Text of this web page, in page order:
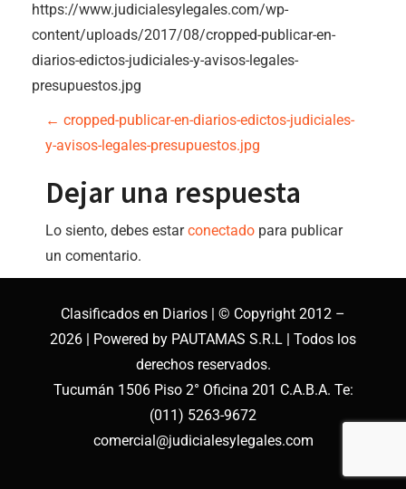
https://www.judicialesylegales.com/wp-
content/uploads/2017/08/cropped-publicar-en-
diarios-edictos-judiciales-y-avisos-legales-
presupuestos.jpg
N
a
v
e
g
a
← cropped-publicar-en-diarios-edictos-judiciales-
y-avisos-legales-presupuestos.jpg
Dejar una respuesta
Lo siento, debes estarconectado para publicar
un comentario.
Clasificados en Diarios | © Copyright 2012 –
2026 | Powered by PAUTAMAS S.R.L | Todos los
derechos reservados.
Tucumán 1506 Piso 2° Oficina 201 C.A.B.A. Te:
(011) 5263-9672
comercial@judicialesylegales.com